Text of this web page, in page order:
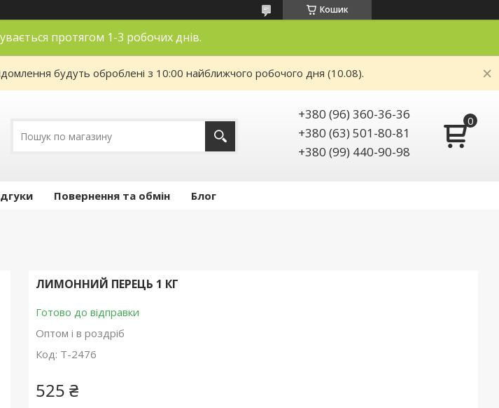
Кошик
протягом 1-3 робочих днів.
будуть оброблені з 10:00 найближчого робочого дня (10.08).
+380 (96) 360-36-36
+380 (63) 501-80-81
+380 (99) 440-90-98
Повернення та обмін Блог
ЛИМОННИЙ ПЕРЕЦЬ 1 КГ
Готово до відправки
Оптом і в роздріб
Код: T-2476
525 ₴